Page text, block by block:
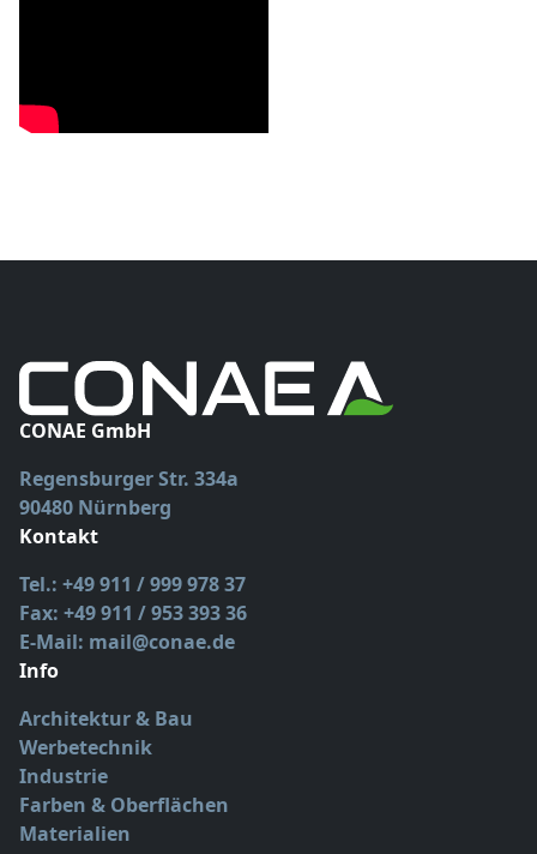
CONAE GmbH
Regensburger Str. 334a
90480 Nürnberg
Kontakt
Tel.: +49 911 / 999 978 37
Fax: +49 911 / 953 393 36
E-Mail: mail@conae.de
Info
Architektur & Bau
Werbetechnik
Industrie
Farben & Oberflächen
Materialien